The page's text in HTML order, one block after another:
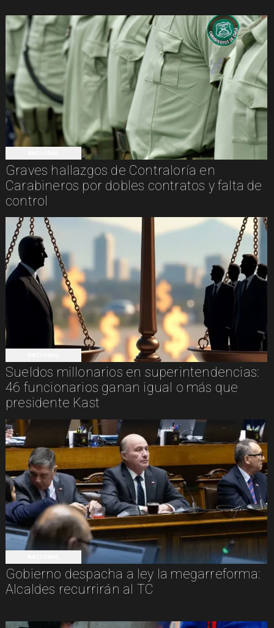
Graves hallazgos de Contraloría en
Carabineros por dobles contratos y falta de
control
Sueldos millonarios en superintendencias:
46 funcionarios ganan igual o más que
presidente Kast
Gobierno despacha a ley la megarreforma:
Alcaldes recurrirán al TC